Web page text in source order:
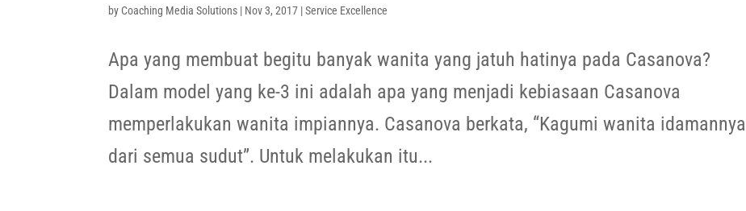
by Coaching Media Solutions | Nov 3, 2017 |Service Excellence
Apa yang membuat begitu banyak wanita yang jatuh hatinya pada Casanova?
Dalam model yang ke-3 ini adalah apa yang menjadi kebiasaan Casanova
memperlakukan wanita impiannya. Casanova berkata, “Kagumi wanita idamannya
dari semua sudut”. Untuk melakukan itu...